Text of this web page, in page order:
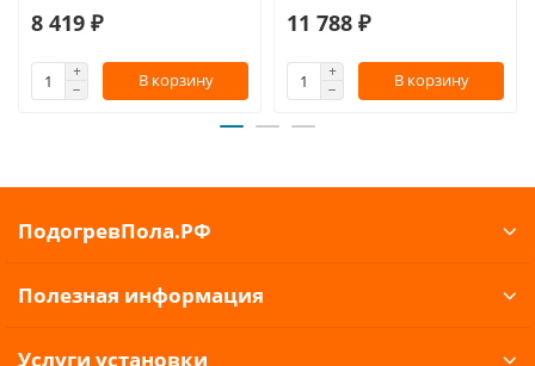
8 419 ₽
В корзину
11 788 ₽
В корзину
ПодогревПола.РФ
Полезная информация
Услуги установки